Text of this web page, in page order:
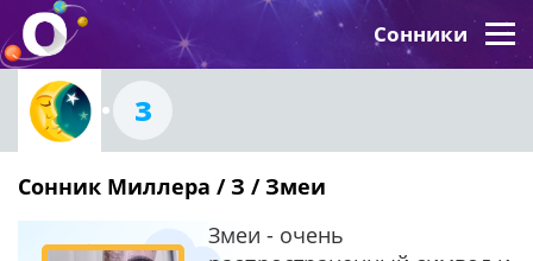
Сонники
З
Сонник Миллера / З / Змеи
Змеи - очень